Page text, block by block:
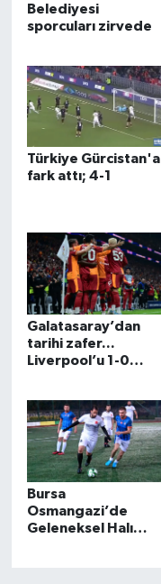
Belediyesi
sporcuları zirvede
Türkiye Gürcistan'a
fark attı; 4-1
Galatasaray’dan
tarihi zafer...
Liverpool’u 1-0
puanı aldı
Bursa
Osmangazi’de
Geleneksel Halı